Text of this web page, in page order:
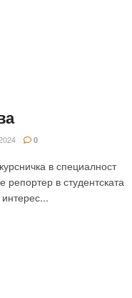
0
в специалност
в студентската